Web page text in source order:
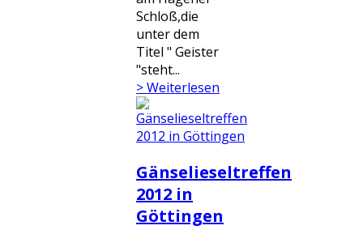
Schloß,die
unter dem
Titel " Geister
"steht...
> Weiterlesen
Gänselieseltreffen
2012 in
Göttingen